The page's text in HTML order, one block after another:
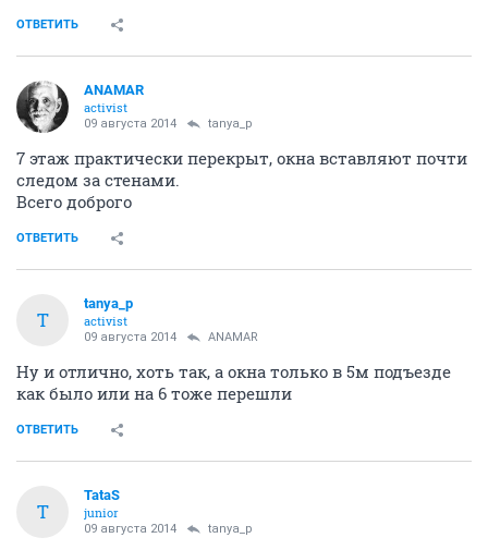
ОТВЕТИТЬ
ANAMAR
activist
09 августа 2014 tanya_p
7 этаж практически перекрыт, окна вставляют почти
следом за стенами.
Всего доброго
ОТВЕТИТЬ
T
tanya_p
activist
09 августа 2014 ANAMAR
Ну и отлично, хоть так, а окна только в 5м подъезде
как было или на 6 тоже перешли
ОТВЕТИТЬ
T
TataS
junior
09 августа 2014 tanya_p